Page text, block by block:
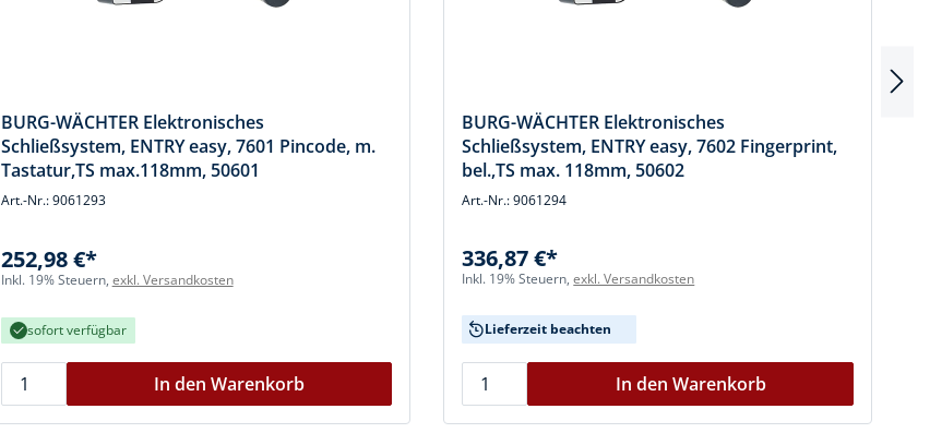
BURG-WÄCHTER Elektronisches
Schließsystem, ENTRY easy, 7601 Pincode, m.
Tastatur,TS max.118mm, 50601
Art.-Nr.: 9061293
252,98 €*
Inkl. 19% Steuern, exkl. Versandkosten
sofort verfügbar
In den Warenkorb
BURG-WÄCHTER Elektronisches
Schließsystem, ENTRY easy, 7602 Fingerprint,
bel.,TS max. 118mm, 50602
Art.-Nr.: 9061294
336,87 €*
Inkl. 19% Steuern,exkl. Versandkosten
Lieferzeit beachten
In den Warenkorb